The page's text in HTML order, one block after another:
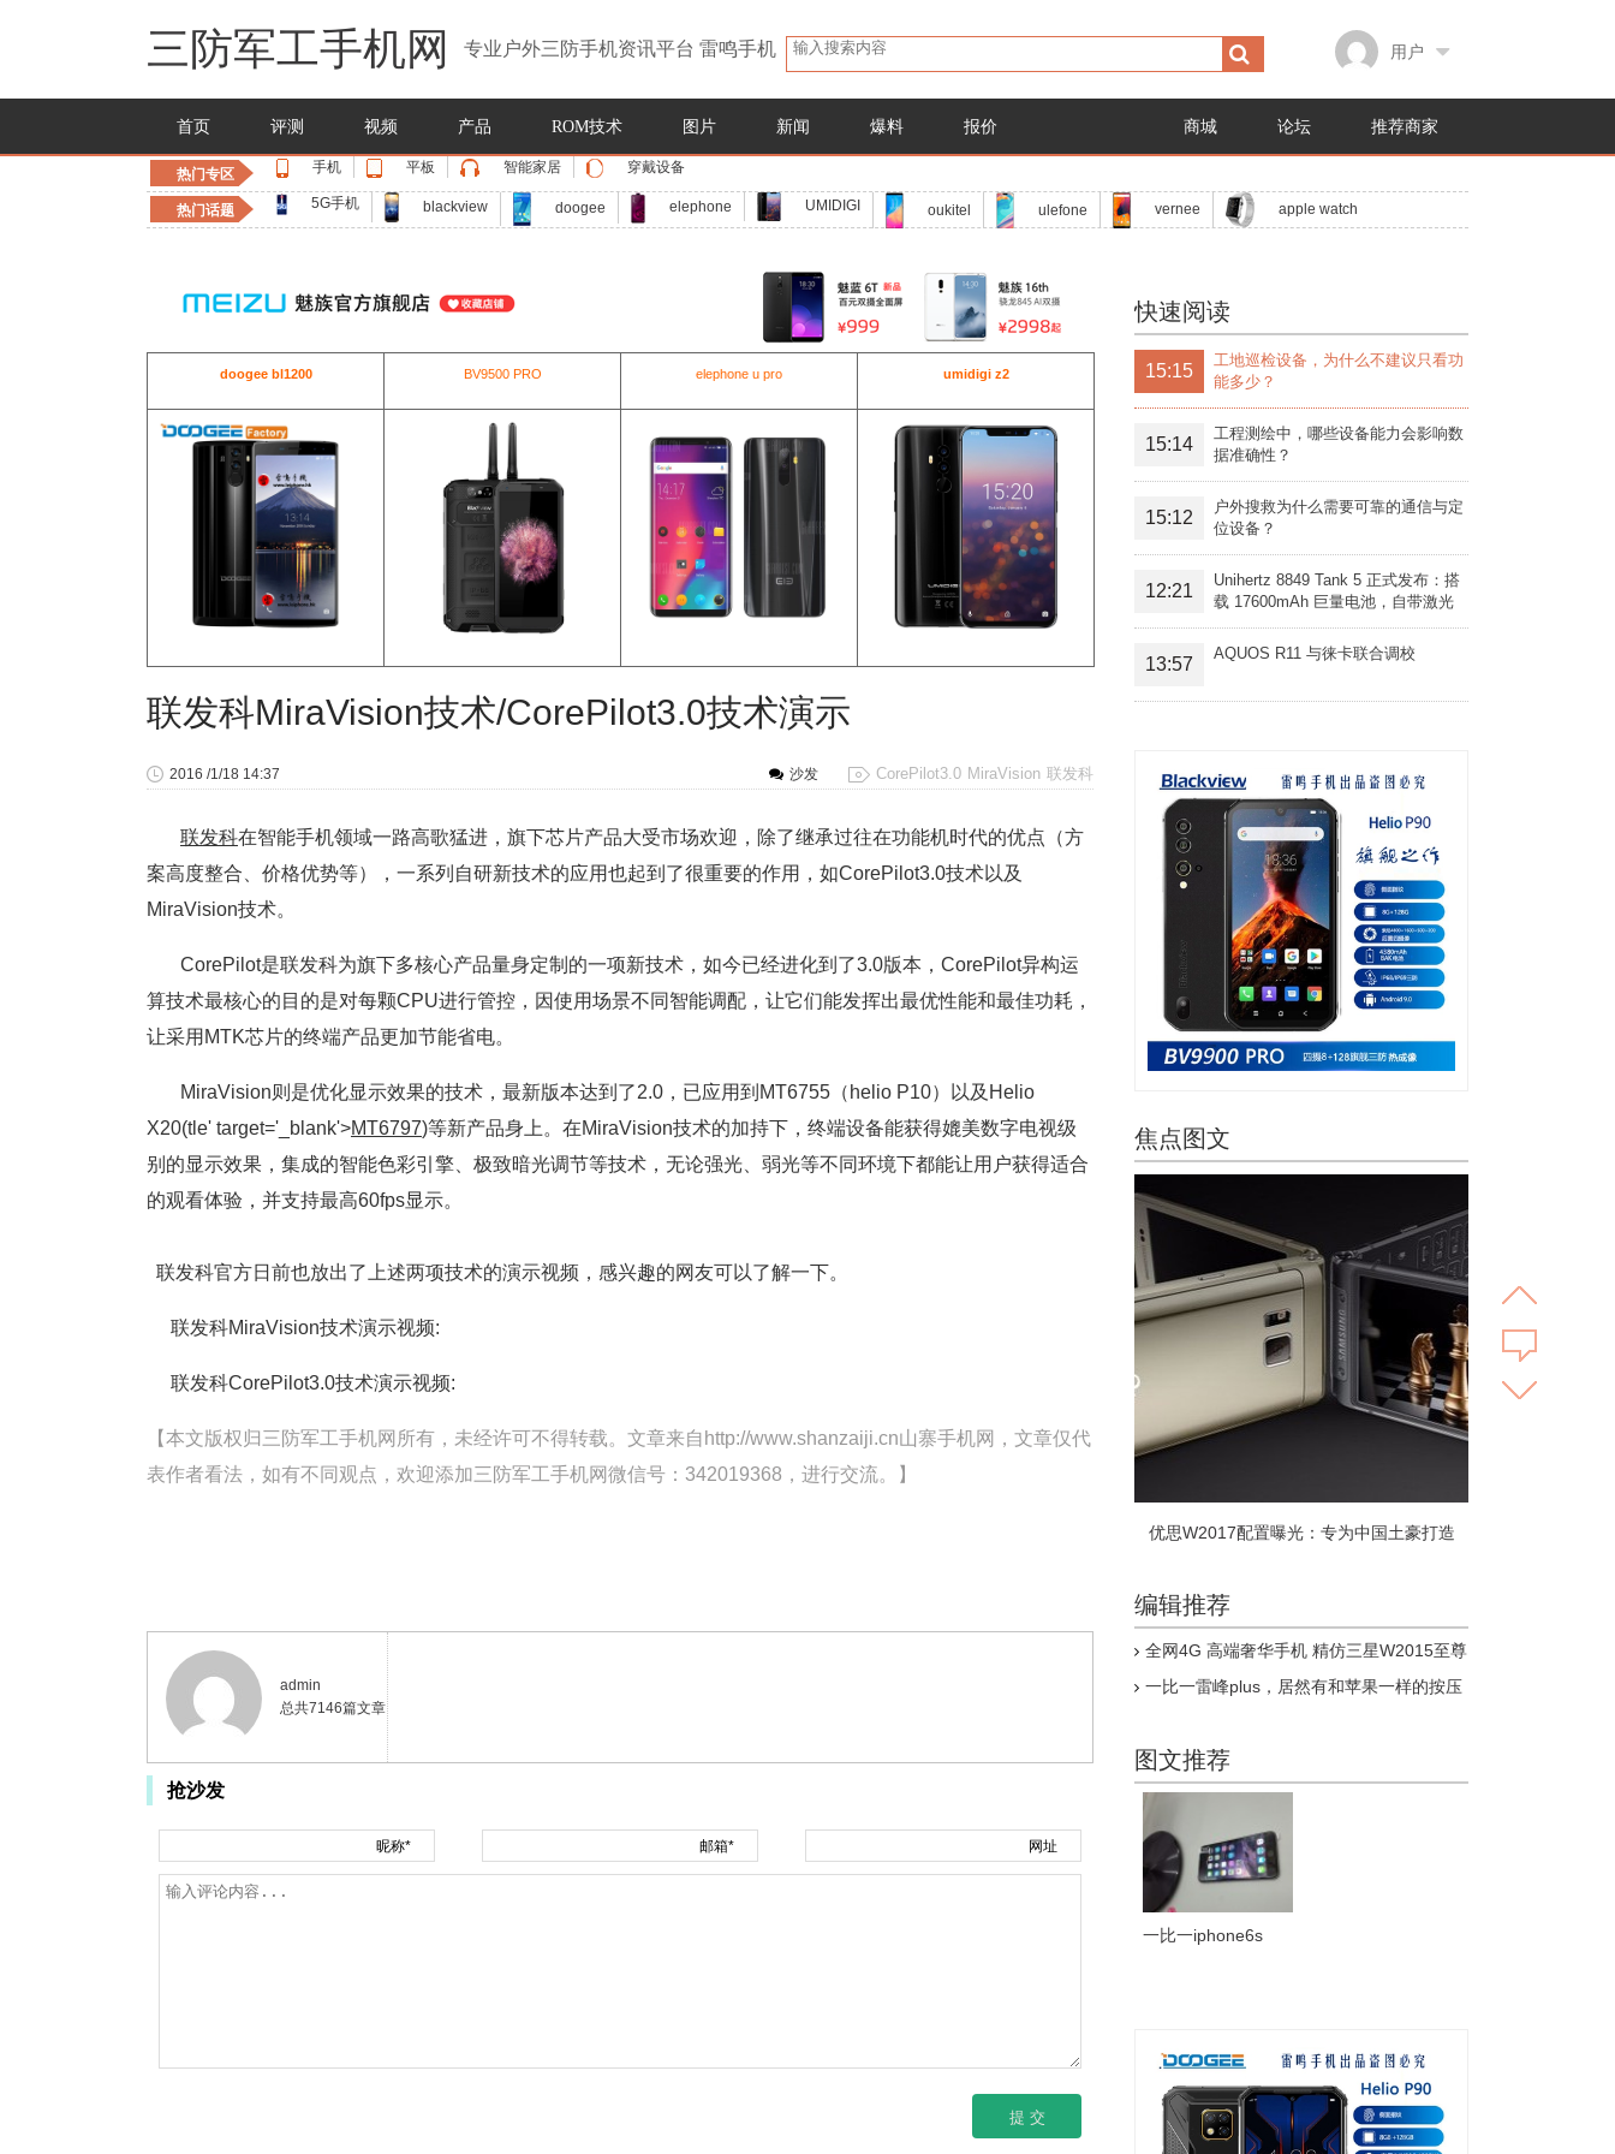
三防军工手机网 专业户外三防手机资讯平台 雷鸣手机 用户
首页 评测 视频 产品 ROM技术 图片 新闻 爆料 报价 商城 论坛 推荐商家
热门专区 手机 平板 智能家居 穿戴设备
热门话题 5G手机 blackview doogee elephone UMIDIGI oukitel ulefone vernee apple watch
doogee bl1200 BV9500 PRO elephone u pro umidigi z2
联发科MiraVision技术/CorePilot3.0技术演示
CorePilot3.0 MiraVision 联发科
2016 /1/18 14:37 沙发
联发科在智能手机领域一路高歌猛进，旗下芯片产品大受市场欢迎，除了继承过往在功能机时代的优点（方
案高度整合、价格优势等），一系列自研新技术的应用也起到了很重要的作用，如CorePilot3.0技术以及
MiraVision技术。
CorePilot是联发科为旗下多核心产品量身定制的一项新技术，如今已经进化到了3.0版本，CorePilot异构运
算技术最核心的目的是对每颗CPU进行管控，因使用场景不同智能调配，让它们能发挥出最优性能和最佳功耗，
让采用MTK芯片的终端产品更加节能省电。
MiraVision则是优化显示效果的技术，最新版本达到了2.0，已应用到MT6755（helio P10）以及Helio
X20(tle' target='_blank'>MT6797)等新产品身上。在MiraVision技术的加持下，终端设备能获得媲美数字电视级
别的显示效果，集成的智能色彩引擎、极致暗光调节等技术，无论强光、弱光等不同环境下都能让用户获得适合
的观看体验，并支持最高60fps显示。
联发科官方日前也放出了上述两项技术的演示视频，感兴趣的网友可以了解一下。
联发科MiraVision技术演示视频:
联发科CorePilot3.0技术演示视频:
【本文版权归三防军工手机网所有，未经许可不得转载。文章来自http://www.shanzaiji.cn山寨手机网，文章仅代
表作者看法，如有不同观点，欢迎添加三防军工手机网微信号：342019368，进行交流。】
admin
总共7146篇文章
抢沙发
昵称* 邮箱* 网址
快速阅读
15:15
工地巡检设备，为什么不建议只看功
能多少？
15:14
工程测绘中，哪些设备能力会影响数
据准确性？
15:12
户外搜救为什么需要可靠的通信与定
位设备？
12:21
Unihertz 8849 Tank 5 正式发布：搭
载 17600mAh 巨量电池，自带激光
投影旗舰三防手机
13:57
AQUOS R11 与徕卡联合调校
焦点图文
优思W2017配置曝光：专为中国土豪打造
编辑推荐
全网4G 高端奢华手机 精仿三星W2015至尊
一比一雷峰plus，居然有和苹果一样的按压
图文推荐
一比一iphone6s